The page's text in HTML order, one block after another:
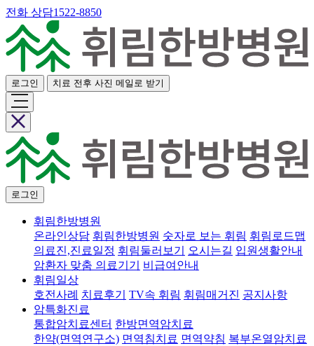
전화 상담1522-8850
로그인 치료 전후 사진 메일로 받기
로그인
휘림한방병원
온라인상담 휘림한방병원 숫자로 보는 휘림 휘림로드맵
의료진,진료일정 휘림둘러보기 오시는길 입원생활안내
암환자 맞춤 의료기기
비급여안내
휘림일상
호전사례 치료후기 TV속 휘림 휘림매거진 공지사항
암특화진료
통합암치료센터 한방면역암치료
한약(면역연구소) 면역침치료 면역약침 복부온열암치료